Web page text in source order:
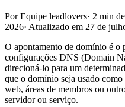
Por Equipe leadlovers· 2 min
2026· Atualizado em 27 de
O apontamento de domínio é o
configurações DNS (Domain
direcioná-lo para um
que o domínio seja usado como
web, áreas de membros ou
servidor ou serviço.